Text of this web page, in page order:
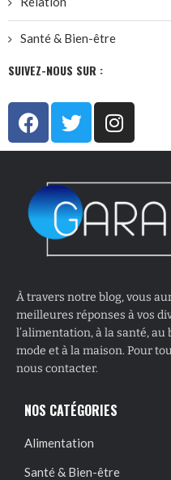
Santé & Bien-être
SUIVEZ-NOUS SUR :
À travers notre blog, vous
meilleures réponses à vos
l’alimentation, à la santé,
mode et à la maison. Pour
nous contacter.
NOS CATÉGORIES
Alimentation
Santé & Bien-être